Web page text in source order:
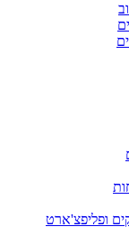
ופליפצ'ארט